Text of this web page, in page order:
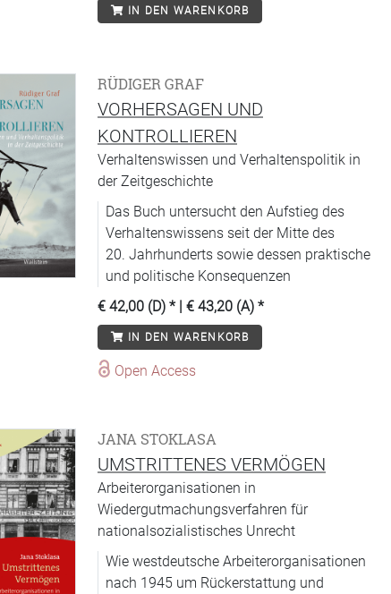
IN DEN WARENKORB
RÜDIGER GRAF
VORHERSAGEN UND
KONTROLLIEREN
Verhaltenswissen und Verhaltenspolitik in
der Zeitgeschichte
Das Buch untersucht den Aufstieg des
Verhaltenswissens seit der Mitte des
20. Jahrhunderts sowie dessen praktische
und politische Konsequenzen
€ 42,00 (D) * | € 43,20 (A) *
IN DEN WARENKORB
Open Access
JANA STOKLASA
UMSTRITTENES VERMÖGEN
Arbeiterorganisationen in
Wiedergutmachungsverfahren für
nationalsozialistisches Unrecht
Wie westdeutsche Arbeiterorganisationen
nach 1945 um Rückerstattung und